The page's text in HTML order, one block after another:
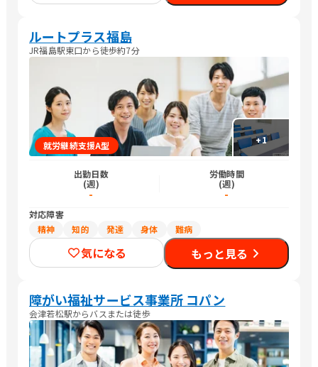
ルートプラス福島
JR福島駅東口から徒歩約7分
+1
就労継続支援A型
出勤日数
(週)
-
労働時間
(週)
-
対応障害
精神
知的 発達 身体 難病
気になる もっと見る
障がい福祉サービス事業所 コパン
会津若松駅からバスまたは徒歩